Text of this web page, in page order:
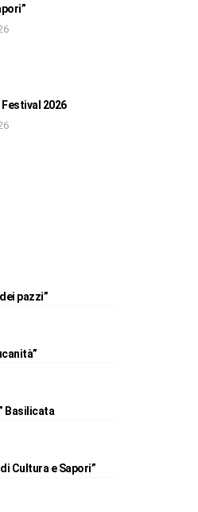
2026
pazzi”
Basilicata
Cultura e Sapori”